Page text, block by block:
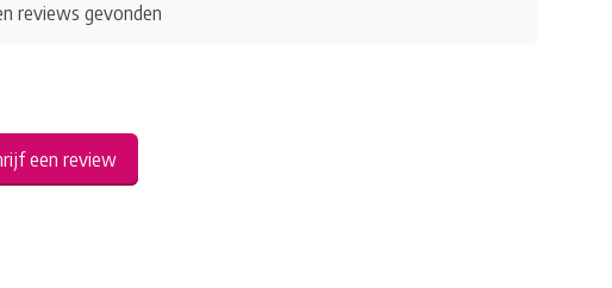
reviews gevonden
een review